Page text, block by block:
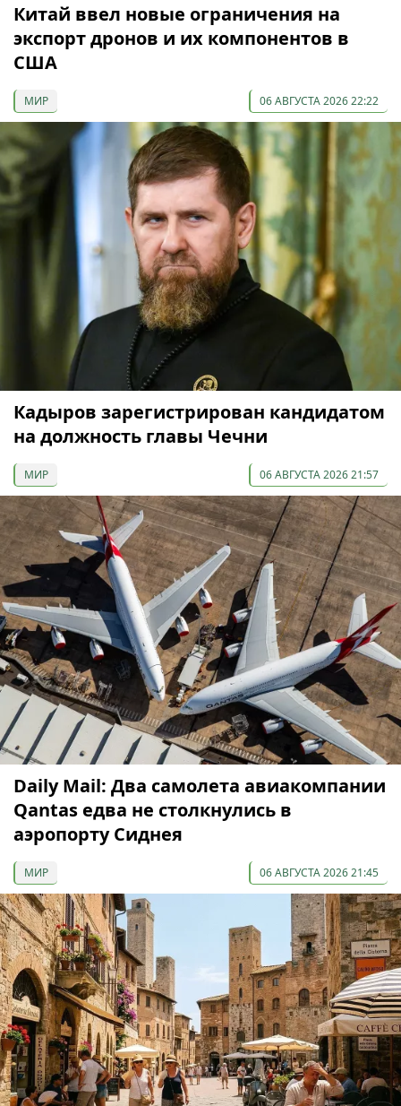
Китай ввел новые ограничения на
экспорт дронов и их компонентов в
США
МИР 06 АВГУСТА 2026 22:22
Кадыров зарегистрирован кандидатом
на должность главы Чечни
МИР 06 АВГУСТА 2026 21:57
Daily Mail: Два самолета авиакомпании
Qantas едва не столкнулись в
аэропорту Сиднея
МИР 06 АВГУСТА 2026 21:45